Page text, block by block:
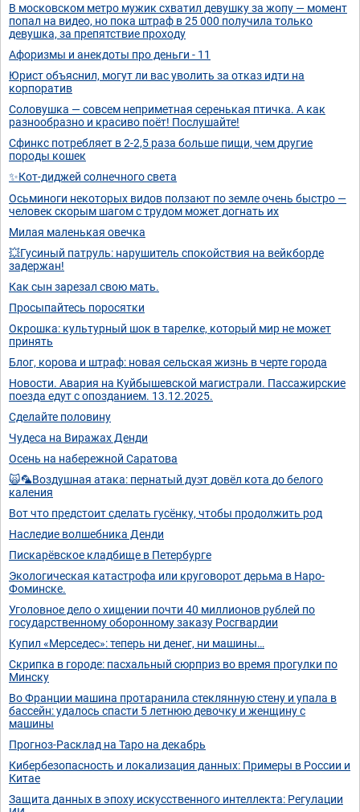
В московском метро мужик схватил девушку за жопу — момент
попал на видео, но пока штраф в 25 000 получила только
девушка, за препятствие проходу
Афоризмы и анекдоты про деньги - 11
Юрист объяснил, могут ли вас уволить за отказ идти на
корпоратив
Соловушка — совсем неприметная серенькая птичка. А как
разнообразно и красиво поёт! Послушайте!
Сфинкс потребляет в 2-2,5 раза больше пищи, чем другие
породы кошек
✨Кот-диджей солнечного света
Осьминоги некоторых видов ползают по земле очень быстро —
человек скорым шагом с трудом может догнать их
Милая маленькая овечка
💥Гусиный патруль: нарушитель спокойствия на вейкборде
задержан!
Как сын зарезал свою мать.
Просыпайтесь поросятки
Окрошка: культурный шок в тарелке, который мир не может
принять
Блог, корова и штраф: новая сельская жизнь в черте города
Новости. Авария на Куйбышевской магистрали. Пассажирские
поезда едут с опозданием. 13.12.2025.
Сделайте половину
Чудеса на Виражах Денди
Осень на набережной Саратова
🙀🦜Воздушная атака: пернатый дуэт довёл кота до белого
каления
Вот что предстоит сделать гусёнку, чтобы продолжить род
Наследие волшебника Денди
Пискарёвское кладбище в Петербурге
Экологическая катастрофа или круговорот дерьма в Наро-
Фоминске.
Уголовное дело о хищении почти 40 миллионов рублей по
государственному оборонному заказу Росгвардии
Купил «Мерседес»: теперь ни денег, ни машины…
Скрипка в городе: пасхальный сюрприз во время прогулки по
Минску
Во Франции машина протаранила стеклянную стену и упала в
бассейн: удалось спасти 5 летнюю девочку и женщину с
машины
Прогноз-Расклад на Таро на декабрь
Кибербезопасность и локализация данных: Примеры в России и
Китае
Защита данных в эпоху искусственного интеллекта: Регулации